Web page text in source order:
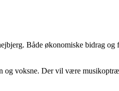
Både økonomiske bidrag
voksne. Der vil være